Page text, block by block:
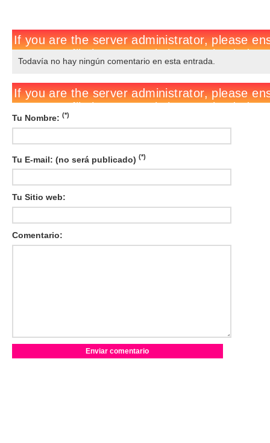
Todavía no hay ningún comentario en esta entrada.
Tu Nombre: (*)
Tu E-mail: (no será publicado) (*)
Tu Sitio web:
Comentario: